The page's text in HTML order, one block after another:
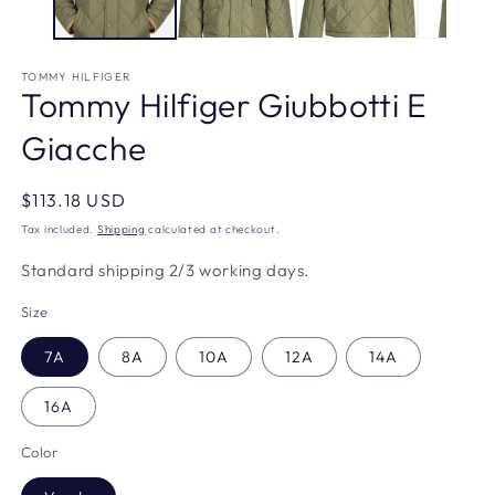
TOMMY HILFIGER
Tommy Hilfiger Giubbotti E
Giacche
Regular
price
$113.18 USD
Tax included. Shipping calculated at checkout.
Standard shipping 2/3 working days.
Size
7A 8A 10A 12A 14A
16A
Color